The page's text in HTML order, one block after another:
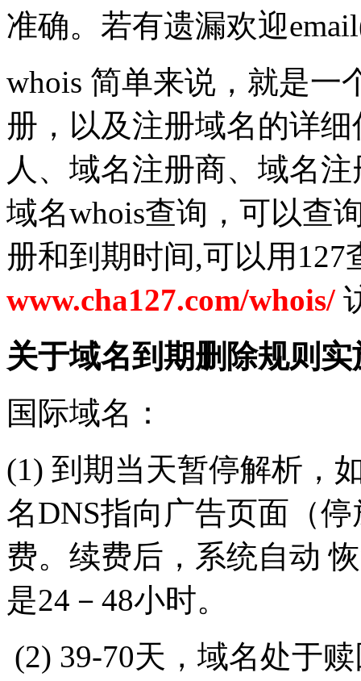
准确。若有遗漏欢迎
whois 简单来说，就是一
册，以及注册域名的详
人、域名注册商、域名
域名whois查询，可以查
册和到期时间,可以用
www.cha127.com/whois/
关于域名到期删除规则
国际域名：
(1) 到期当天暂停解析，
名DNS指向广告页面（
费。续费后，系统自动
是24－48小时。
(2) 39-70天，域名处于